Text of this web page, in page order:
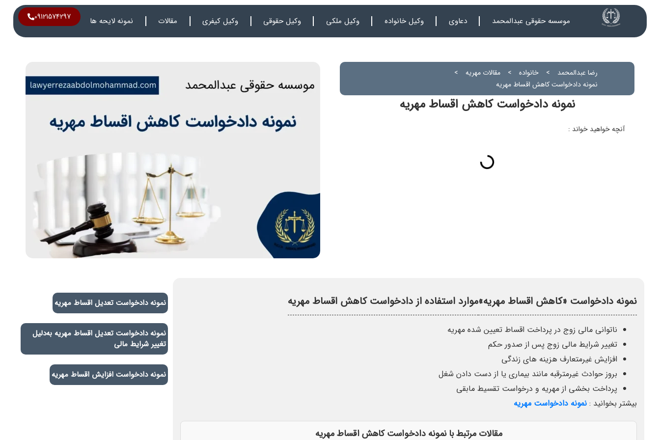
موسسه حقوقی عبدالمحمد دعاوی وکیل خانواده وکیل ملکی وکیل حقوقی وکیل کیفری مقالات نمونه لایحه ها 09121574297
رضا عبدالمحمد > خانواده > مقالات مهریه
>
نمونه دادخواست کاهش اقساط مهریه
نمونه دادخواست کاهش اقساط مهریه
آنچه خواهید خواند :
نمونه دادخواست «کاهش اقساط مهریه»موارد استفاده از دادخواست کاهش اقساط مهریه
ناتوانی مالی زوج در پرداخت اقساط تعیین شده مهریه
تغییر شرایط مالی زوج پس از صدور حکم
افزایش غیرمتعارف هزینه های زندگی
بروز حوادث غیرمترقبه مانند بیماری یا از دست دادن شغل
پرداخت بخشی از مهریه و درخواست تقسیط مابقی
بیشتر بخوانید : نمونه دادخواست مهریه
مقالات مرتبط با نمونه دادخواست کاهش اقساط مهریه
نمونه دادخواست تعدیل اقساط مهریه
نمونه دادخواست تعدیل اقساط مهریه به‌دلیل
تغییر شرایط مالی
نمونه دادخواست افزایش اقساط مهریه